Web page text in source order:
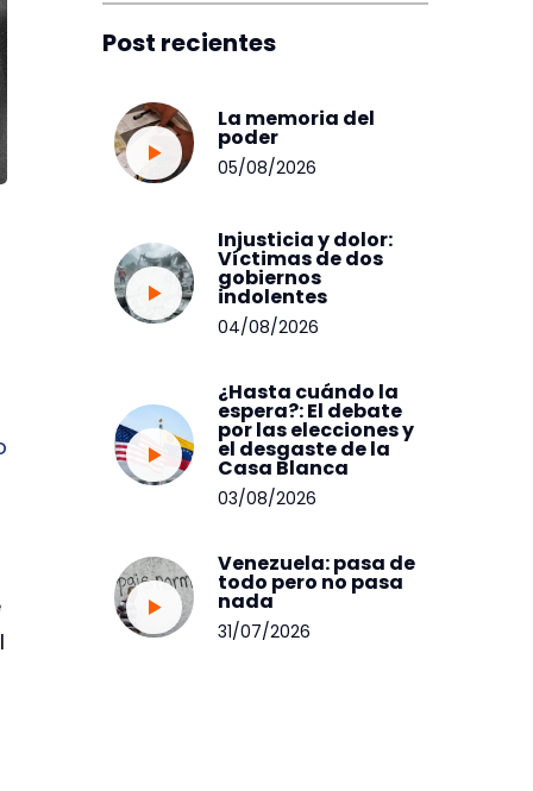
Post recientes
La memoria del
poder
05/08/2026
Injusticia y dolor:
Víctimas de dos
gobiernos
indolentes
04/08/2026
¿Hasta cuándo la
espera?: El debate
por las elecciones y
el desgaste de la
Casa Blanca
03/08/2026
Venezuela: pasa de
todo pero no pasa
nada
31/07/2026